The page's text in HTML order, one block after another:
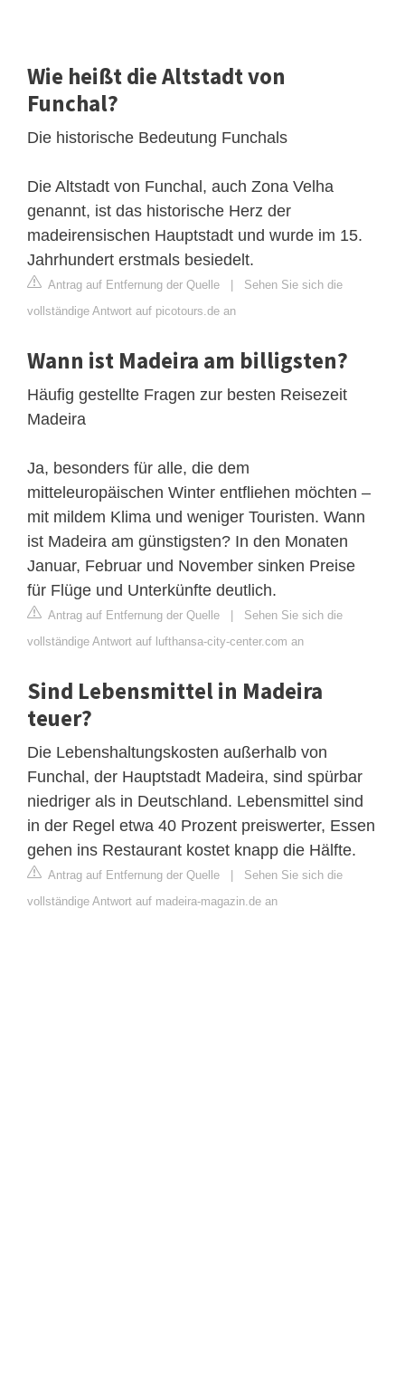
Wie heißt die Altstadt von
Funchal?
Die historische Bedeutung Funchals
Die Altstadt von Funchal, auch Zona Velha
genannt, ist das historische Herz der
madeirensischen Hauptstadt und wurde im 15.
Jahrhundert erstmals besiedelt.
Antrag auf Entfernung der Quelle | Sehen Sie sich die
vollständige Antwort auf picotours.de an
Wann ist Madeira am billigsten?
Häufig gestellte Fragen zur besten Reisezeit
Madeira
Ja, besonders für alle, die dem
mitteleuropäischen Winter entfliehen möchten –
mit mildem Klima und weniger Touristen. Wann
ist Madeira am günstigsten? In den Monaten
Januar, Februar und November sinken Preise
für Flüge und Unterkünfte deutlich.
Antrag auf Entfernung der Quelle | Sehen Sie sich die
vollständige Antwort auf lufthansa-city-center.com an
Sind Lebensmittel in Madeira
teuer?
Die Lebenshaltungskosten außerhalb von
Funchal, der Hauptstadt Madeira, sind spürbar
niedriger als in Deutschland. Lebensmittel sind
in der Regel etwa 40 Prozent preiswerter, Essen
gehen ins Restaurant kostet knapp die Hälfte.
Antrag auf Entfernung der Quelle | Sehen Sie sich die
vollständige Antwort auf madeira-magazin.de an